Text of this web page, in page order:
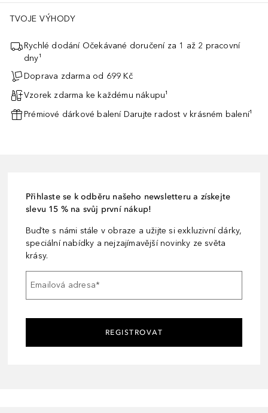
TVOJE VÝHODY
Rychlé dodání Očekávané doručení za 1 až 2 pracovní
dny¹
Doprava zdarma od 699 Kč
Vzorek zdarma ke každému nákupu¹
Prémiové dárkové balení Darujte radost v krásném balení¹
Přihlaste se k odběru našeho newsletteru a získejte
slevu 15 % na svůj první nákup!
Buďte s námi stále v obraze a užijte si exkluzivní dárky,
speciální nabídky a nejzajímavější novinky ze světa
krásy.
Emailová adresa*
REGISTROVAT